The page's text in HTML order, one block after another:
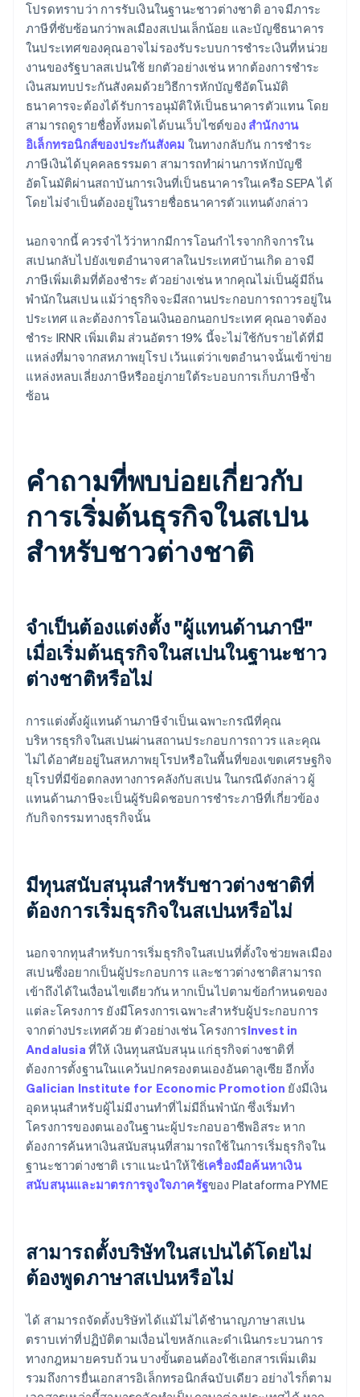
โปรดทราบว่า การรับเงินในฐานะชาวต่างชาติ อาจมีภาระ
ภาษีที่ซับซ้อนกว่าพลเมืองสเปนเล็กน้อย และบัญชีธนาคาร
ในประเทศของคุณอาจไม่รองรับระบบการชำระเงินที่หน่วย
งานของรัฐบาลสเปนใช้ ยกตัวอย่างเช่น หากต้องการชำระ
เงินสมทบประกันสังคมด้วยวิธีการหักบัญชีอัตโนมัติ
ธนาคารจะต้องได้รับการอนุมัติให้เป็นธนาคารตัวแทน โดย
สามารถดูรายชื่อทั้งหมดได้บนเว็บไซต์ของ สำนักงาน
อิเล็กทรอนิกส์ของประกันสังคม ในทางกลับกัน การชำระ
ภาษีเงินได้บุคคลธรรมดา สามารถทำผ่านการหักบัญชี
อัตโนมัติผ่านสถาบันการเงินที่เป็นธนาคารในเครือ SEPA ได้
โดยไม่จำเป็นต้องอยู่ในรายชื่อธนาคารตัวแทนดังกล่าว
นอกจากนี้ ควรจำไว้ว่าหากมีการโอนกำไรจากกิจการใน
สเปนกลับไปยังเขตอำนาจศาลในประเทศบ้านเกิด อาจมี
ภาษีเพิ่มเติมที่ต้องชำระ ตัวอย่างเช่น หากคุณไม่เป็นผู้มีถิ่น
พำนักในสเปน แม้ว่าธุรกิจจะมีสถานประกอบการถาวรอยู่ใน
ประเทศ และต้องการโอนเงินออกนอกประเทศ คุณอาจต้อง
ชำระ IRNR เพิ่มเติม ส่วนอัตรา 19% นี้จะไม่ใช้กับรายได้ที่มี
แหล่งที่มาจากสหภาพยุโรป เว้นแต่ว่าเขตอำนาจนั้นเข้าข่าย
แหล่งหลบเลี่ยงภาษีหรืออยู่ภายใต้ระบอบการเก็บภาษีซ้ำ
ซ้อน
คำถามที่พบบ่อยเกี่ยวกับ
การเริ่มต้นธุรกิจในสเปน
สำหรับชาวต่างชาติ
จำเป็นต้องแต่งตั้ง "ผู้แทนด้านภาษี"
เมื่อเริ่มต้นธุรกิจในสเปนในฐานะชาว
ต่างชาติหรือไม่
การแต่งตั้งผู้แทนด้านภาษีจำเป็นเฉพาะกรณีที่คุณ
บริหารธุรกิจในสเปนผ่านสถานประกอบการถาวร และคุณ
ไม่ได้อาศัยอยู่ในสหภาพยุโรปหรือในพื้นที่ของเขตเศรษฐกิจ
ยุโรปที่มีข้อตกลงทางการคลังกับสเปน ในกรณีดังกล่าว ผู้
แทนด้านภาษีจะเป็นผู้รับผิดชอบการชำระภาษีที่เกี่ยวข้อง
กับกิจกรรมทางธุรกิจนั้น
มีทุนสนับสนุนสำหรับชาวต่างชาติที่
ต้องการเริ่มธุรกิจในสเปนหรือไม่
นอกจากทุนสำหรับการเริ่มธุรกิจในสเปนที่ตั้งใจช่วยพลเมือง
สเปนซึ่งอยากเป็นผู้ประกอบการ และชาวต่างชาติสามารถ
เข้าถึงได้ในเงื่อนไขเดียวกัน หากเป็นไปตามข้อกำหนดของ
แต่ละโครงการ ยังมีโครงการเฉพาะสำหรับผู้ประกอบการ
จากต่างประเทศด้วย ตัวอย่างเช่น โครงการInvest in
Andalusia ที่ให้ เงินทุนสนับสนุน แก่ธุรกิจต่างชาติที่
ต้องการตั้งฐานในแคว้นปกครองตนเองอันดาลูเซีย อีกทั้ง
Galician Institute for Economic Promotion ยังมีเงิน
อุดหนุนสำหรับผู้ไม่มีงานทำที่ไม่มีถิ่นพำนัก ซึ่งเริ่มทำ
โครงการของตนเองในฐานะผู้ประกอบอาชีพอิสระ หาก
ต้องการค้นหาเงินสนับสนุนที่สามารถใช้ในการเริ่มธุรกิจใน
ฐานะชาวต่างชาติ เราแนะนำให้ใช้เครื่องมือค้นหาเงิน
สนับสนุนและมาตรการจูงใจภาครัฐของ Plataforma PYME
สามารถตั้งบริษัทในสเปนได้โดยไม่
ต้องพูดภาษาสเปนหรือไม่
ได้ สามารถจัดตั้งบริษัทได้แม้ไม่ได้ชำนาญภาษาสเปน
ตราบเท่าที่ปฏิบัติตามเงื่อนไขหลักและดำเนินกระบวนการ
ทางกฎหมายครบถ้วน บางขั้นตอนต้องใช้เอกสารเพิ่มเติม
รวมถึงการยื่นเอกสารอิเล็กทรอนิกส์ฉบับเดียว อย่างไรก็ตาม